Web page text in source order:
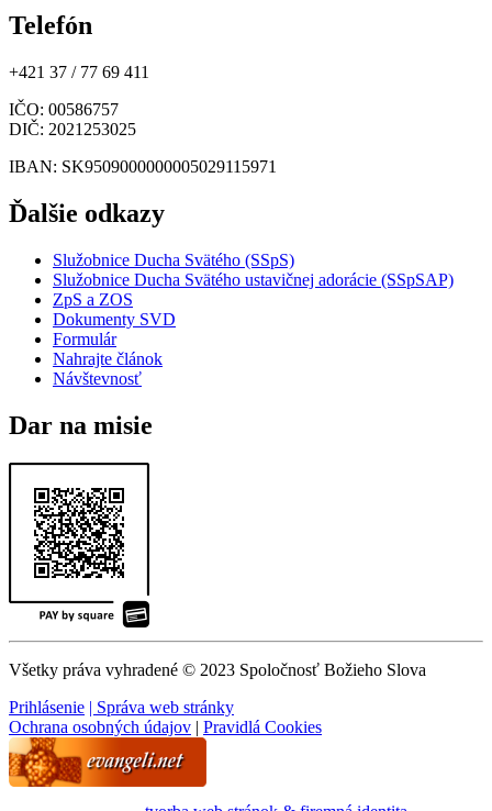
Telefón
+421 37 / 77 69 411
IČO: 00586757
DIČ: 2021253025
IBAN: SK9509000000005029115971
Ďalšie odkazy
Služobnice Ducha Svätého (SSpS)
Služobnice Ducha Svätého ustavičnej adorácie (SSpSAP)
ZpS a ZOS
Dokumenty SVD
Formulár
Nahrajte článok
Návštevnosť
Dar na misie
Všetky práva vyhradené © 2023 Spoločnosť Božieho Slova
Prihlásenie | Správa web stránky
Ochrana osobných údajov | Pravidlá Cookies